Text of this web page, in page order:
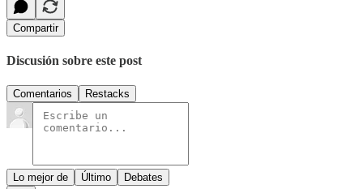
Compartir
Discusión sobre este post
Comentarios Restacks
Lo mejor de Último Debates